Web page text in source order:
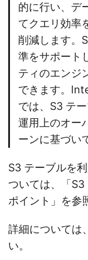
的に行い、デ
てクエリ効率
削減します。
準をサポート
ティのエンジ
できます。
では、S3 テ
運用上のオー
ーンに基づい
S3 テーブルを
ついては、「S3
ポイント」を参
詳細については
い。